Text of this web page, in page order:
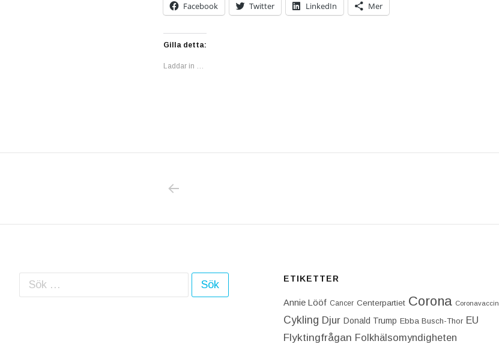
Facebook Twitter LinkedIn Mer
Gilla detta:
Laddar in …
Sök efter: ETIKETTER
Annie Lööf Cancer Centerpartiet‎ Corona Coronavaccin
Cykling Djur Donald Trump Ebba Busch-Thor EU
Flyktingfrågan Folkhälsomyndigheten